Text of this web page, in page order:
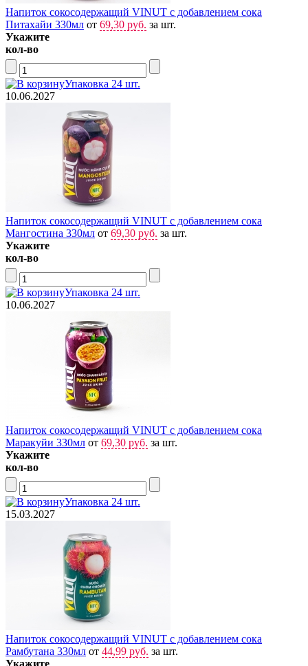
Напиток сокосодержащий VINUT с добавлением сока
Питахайи 330мл от 69,30 руб. за шт.
Укажите
кол-во
Упаковка 24 шт.
10.06.2027
Напиток сокосодержащий VINUT с добавлением сока
Мангостина 330мл от 69,30 руб. за шт.
Укажите
кол-во
Упаковка 24 шт.
10.06.2027
Напиток сокосодержащий VINUT с добавлением сока
Маракуйи 330мл от 69,30 руб. за шт.
Укажите
кол-во
Упаковка 24 шт.
15.03.2027
Напиток сокосодержащий VINUT с добавлением сока
Рамбутана 330мл от 44,99 руб. за шт.
Укажите